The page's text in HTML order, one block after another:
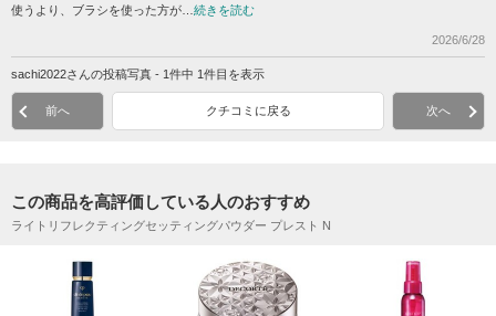
使うより、ブラシを使った方が… 続きを読む
2026/6/28
sachi2022さんの投稿写真 - 1件中 1件目を表示
前へ クチコミに戻る 次へ
この商品を高評価している人のおすすめ
ライトリフレクティングセッティングパウダー プレスト N